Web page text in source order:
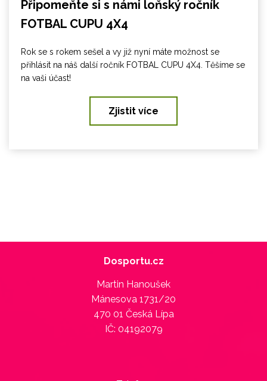
Připomeňte si s námi loňský ročník
FOTBAL CUPU 4X4
Rok se s rokem sešel a vy již nyní máte možnost se
přihlásit na náš další ročník FOTBAL CUPU 4X4. Těšíme se
na vaši účast!
Zjistit více
Dosportu.cz
Martin Hanoušek
Mánesova 1731/20
470 01 Česká Lípa
IČ: 04192079